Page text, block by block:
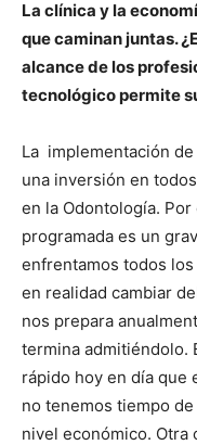
La clínica y la
que caminan juntas.
alcance de los
tecnológico permite
La implementación
una inversión en
en la Odontología.
programada es un
enfrentamos todos
en realidad cambiar
nos prepara
termina admitiéndolo.
rápido hoy en día que
no tenemos tiempo
nivel económico. Otra